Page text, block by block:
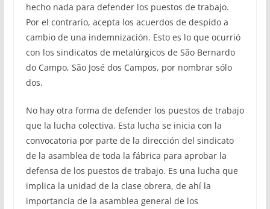
hecho nada para defender los puestos de trabajo.
Por el contrario, acepta los acuerdos de despido a
cambio de una indemnización. Esto es lo que ocurrió
con los sindicatos de metalúrgicos de São Bernardo
do Campo, São José dos Campos, por nombrar sólo
dos.
No hay otra forma de defender los puestos de trabajo
que la lucha colectiva. Esta lucha se inicia con la
convocatoria por parte de la dirección del sindicato
de la asamblea de toda la fábrica para aprobar la
defensa de los puestos de trabajo. Es una lucha que
implica la unidad de la clase obrera, de ahí la
importancia de la asamblea general de los